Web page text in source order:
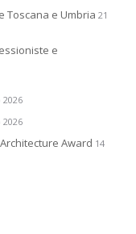
Toscana e Umbria 21
e
2026
2026
Award 14